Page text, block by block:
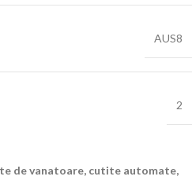
AUS8
2
de vanatoare, cutite automate,